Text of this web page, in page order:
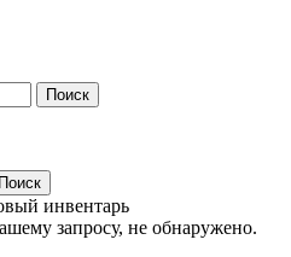
Поиск
Поиск
инвентарь
запросу, не обнаружено.